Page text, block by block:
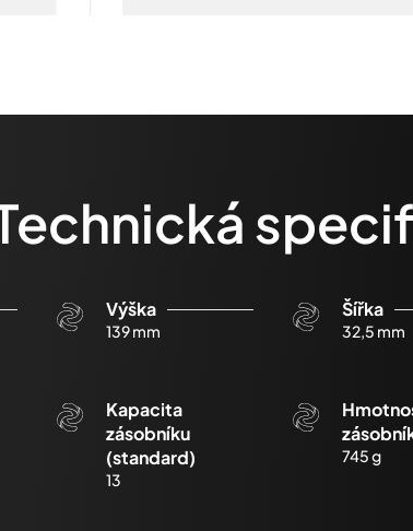
Výška
139 mm
Šířka
32,5 mm
Kapacita
zásobníku
(standard)
13
745 g